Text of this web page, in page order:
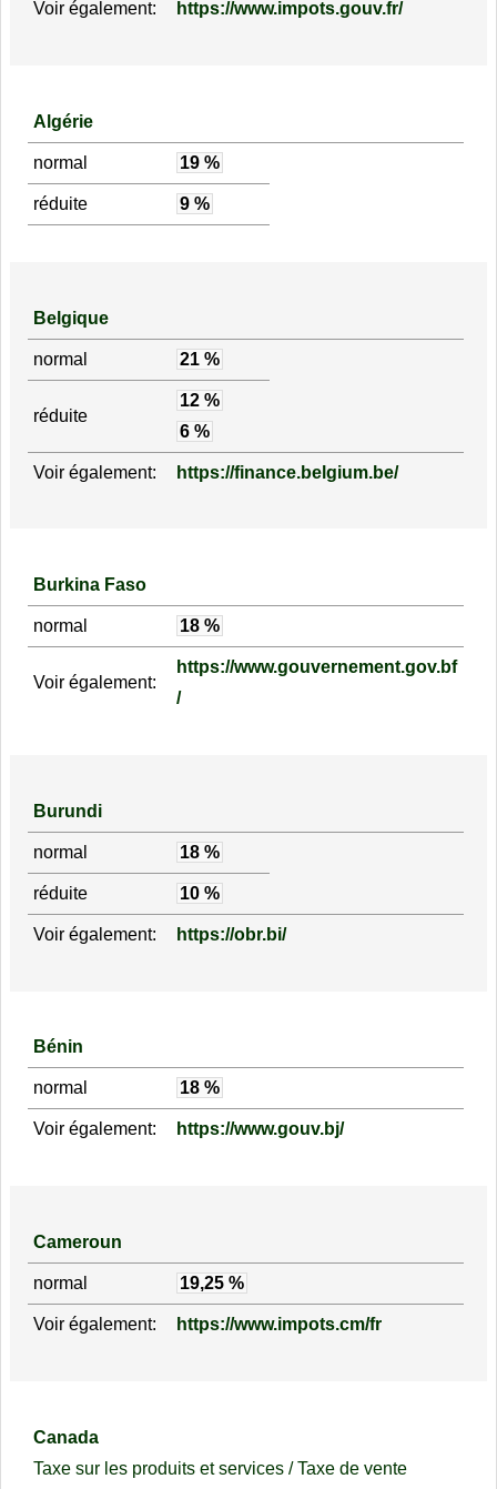
Voir également:
https://www.impots.gouv.fr/
Algérie
normal 19 %
réduite 9 %
Belgique
normal 21 %
réduite
12 %
6 %
Voir également: https://finance.belgium.be/
Burkina Faso
normal 18 %
Voir également:
https://www.gouvernement.gov.bf
/
Burundi
normal 18 %
réduite 10 %
Voir également: https://obr.bi/
Bénin
normal 18 %
Voir également: https://www.gouv.bj/
Cameroun
normal 19,25 %
Voir également: https://www.impots.cm/fr
Canada
Taxe sur les produits et services / Taxe de vente